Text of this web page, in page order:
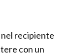
recipiente
con un